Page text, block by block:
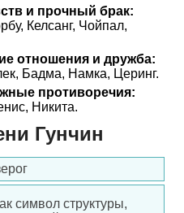
и прочный брак:
Келсанг, Чойпал,
отношения и дружба:
Бадма, Намка, Церинг.
противоречия:
Никита.
Гунчин
символ структуры,